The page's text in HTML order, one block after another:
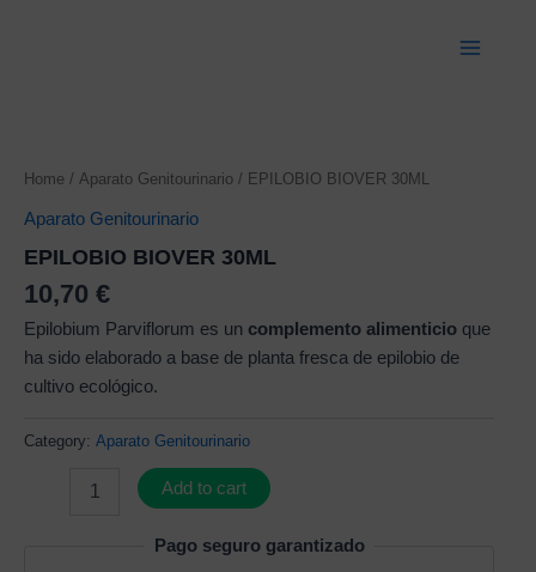
Home / Aparato Genitourinario / EPILOBIO BIOVER 30ML
Aparato Genitourinario
EPILOBIO BIOVER 30ML
10,70 €
Epilobium Parviflorum es un complemento alimenticio que
ha sido elaborado a base de planta fresca de epilobio de
cultivo ecológico.
Category: Aparato Genitourinario
30ML
quantity
Add to cart
Pago seguro garantizado